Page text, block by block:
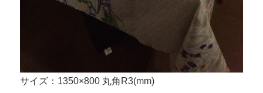
サイズ：1350×800 丸角R3(mm)